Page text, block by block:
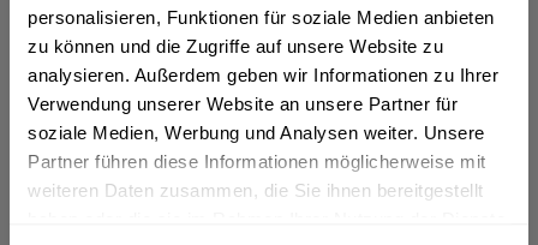
personalisieren, Funktionen für soziale Medien anbieten
zu können und die Zugriffe auf unsere Website zu
analysieren. Außerdem geben wir Informationen zu Ihrer
Verwendung unserer Website an unsere Partner für
soziale Medien, Werbung und Analysen weiter. Unsere
Partner führen diese Informationen möglicherweise mit
weiteren Daten zusammen, die Sie ihnen bereitgestellt
Artikel-Nr.:
26111
Verfügbar in:
Beschreibung
mehr
"Glossner Neumarkter Radler 20 x 0,5l"